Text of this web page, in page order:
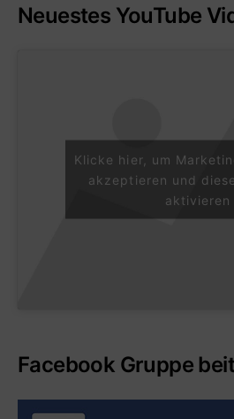
Neuestes YouTube
Klicke hier, um
akzeptieren und
aktivieren
Facebook Gruppe